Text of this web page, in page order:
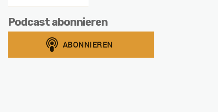
Podcast abonnieren